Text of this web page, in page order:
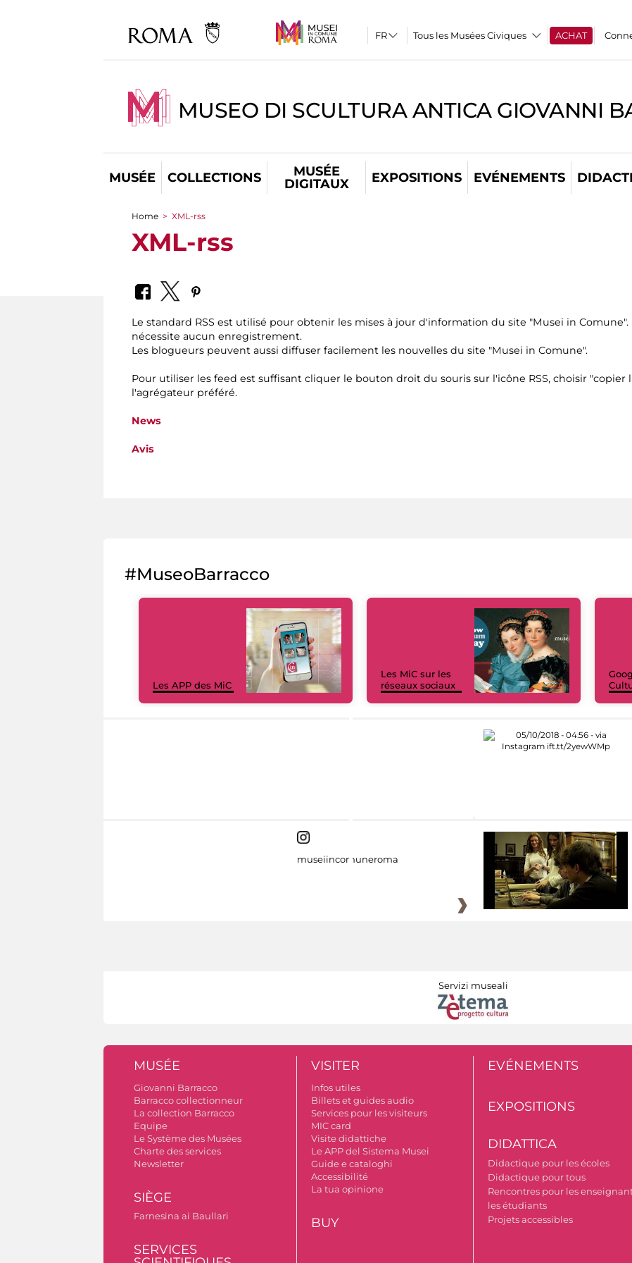
Tous les Musées Civiques ACHAT
MUSEO DI SCULTURA ANTICA GIOVANNI
MUSÉE COLLECTIONS
MUSÉE
DIGITAUX
EXPOSITIONS EVÉNEMENTS
You are here
Home > XML-rss
XML-rss
Le standard RSS est utilisé pour obtenir les mises à jour d'information du site "Musei in
nécessite aucun enregistrement.
Les blogueurs peuvent aussi diffuser facilement les nouvelles du site "Musei in Comune".
Pour utiliser les feed est suffisant cliquer le bouton droit du souris sur l'icône RSS, choisir "copier
l'agrégateur préféré.
News
Avis
#MuseoBarracco
Les APP des MiC
Les MiC sur les
réseaux sociaux
museiincomuneroma
Servizi museali
MUSÉE
Giovanni Barracco
Barracco collectionneur
La collection Barracco
Equipe
Le Système des Musées
Charte des services
Newsletter
SIÈGE
Farnesina ai Baullari
SERVICES
VISITER
Infos utiles
Billets et guides audio
Services pour les visiteurs
MIC card
Visite didattiche
Le APP del Sistema Musei
Guide e cataloghi
Accessibilité
La tua opinione
BUY
EVÉNEMENTS
EXPOSITIONS
DIDATTICA
Didactique pour les écoles
Didactique pour tous
Rencontres pour les
les étudiants
Projets accessibles